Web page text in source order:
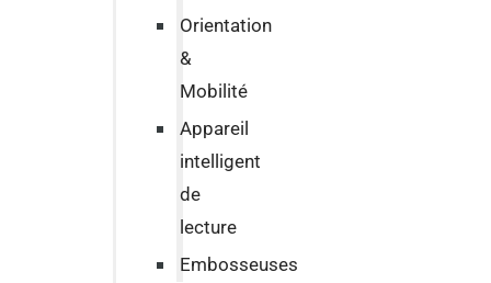
Orientation
&
Mobilité
Appareil
intelligent
de
lecture
Embosseuses